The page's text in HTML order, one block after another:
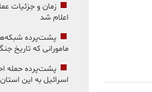
زمان و جزئیات
اعلام شد
پشت‌پرده
مامورانی که تاریخ
پشت‌پرده حمله
اسرائیل به این